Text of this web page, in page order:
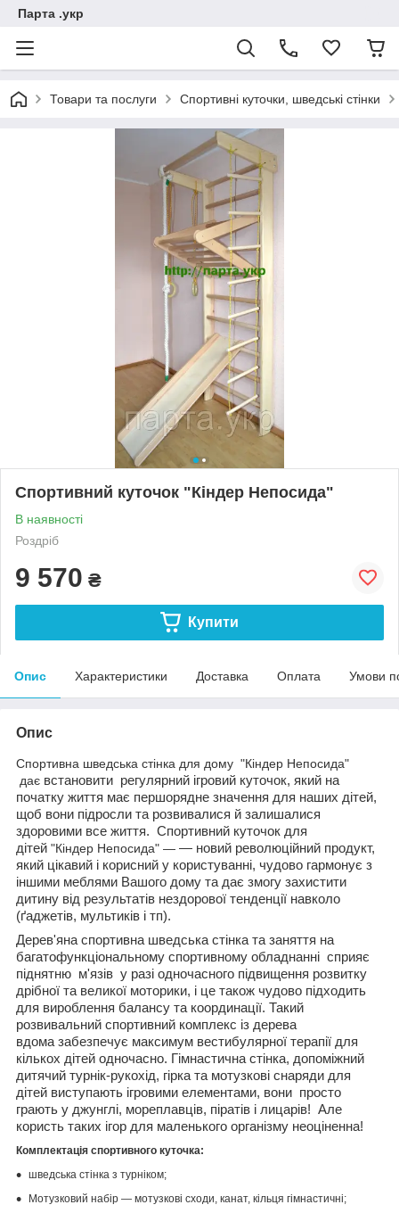
Парта .укр
Товари та послуги Спортивні куточки, шведські стінки
Спортивний куточок "Кіндер Непосида"
В наявності
Роздріб
9 570 ₴
Купити
Опис Характеристики Доставка Оплата Умови
Опис
Спортивна шведська стінка для дому "Кіндер Непосида"
дає встановити регулярний ігровий куточок, який на
початку життя має першорядне значення для наших дітей,
щоб вони підросли та розвивалися й залишалися
здоровими все життя. Спортивний куточок для
дітей "Кіндер Непосида" — — новий революційний продукт,
який цікавий і корисний у користуванні, чудово гармонує з
іншими меблями Вашого дому та дає змогу захистити
дитину від результатів нездорової тенденції навколо
(ґаджетів, мультиків і тп).
Дерев'яна спортивна шведська стінка та заняття на
багатофункціональному спортивному обладнанні сприяє
піднятню м'язів у разі одночасного підвищення розвитку
дрібної та великої моторики, і це також чудово підходить
для вироблення балансу та координації. Такий
розвивальний спортивний комплекс із дерева
вдома забезпечує максимум вестибулярної терапії для
кількох дітей одночасно. Гімнастична стінка, допоміжний
дитячий турнік-рукохід, гірка та мотузкові снаряди для
дітей виступають ігровими елементами, вони просто
грають у джунглі, мореплавців, піратів і лицарів! Але
користь таких ігор для маленького організму неоціненна!
Комплектація спортивного куточка:
шведська стінка з турніком;
Мотузковий набір — мотузкові сходи, канат, кільця гімнастичні;